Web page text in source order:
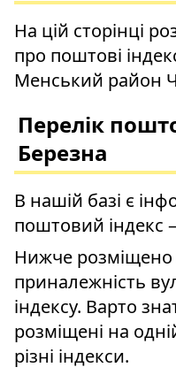
На цій сторінці
про поштові
Менський район
Перелік
Березна
В нашій базі є
поштовий індекс –
Нижче
приналежність
індексу. Варто
розміщені на
різні індекси.